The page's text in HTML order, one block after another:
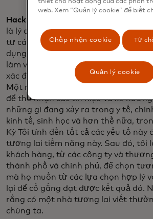
Hackl:
Không ai thực sự biết tương
là lý do tại sao dự đoán có thể rất
tư cách là một nhà tương lai học
dụng tất cả các thông tin liên quan
làm việc thông qua các hiệu ứng
xác định tương lai hợp lý và tiềm
Một nhà tương lai học giỏi quét tất
để thu nhận các tín hiệu và xu
những gì đang xảy ra trong y tế,
kinh tế, sinh học và hơn thế nữa,
Kỳ Tôi tính đến tất cả các yếu tố này
tương lai tiềm năng này. Sau đó, tôi
khách hàng, từ các công ty và
thành phố và chính phủ, để chọn
mà họ muốn từ các lựa chọn hợp lý
lại để cố gắng đạt được kết quả đó.
rằng có một nhà tương lai viết
chúng ta.
thiết cho hoạt động của các phần
web. Xem “Quản lý cookie” để biết
Chấp nhận cookie Từ
Quản lý cookie